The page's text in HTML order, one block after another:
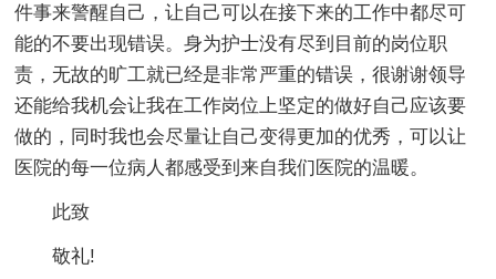
件事来警醒自己，让自己可以在接下来的工作中都尽可
能的不要出现错误。身为护士没有尽到目前的岗位职
责，无故的旷工就已经是非常严重的错误，很谢谢领导
还能给我机会让我在工作岗位上坚定的做好自己应该要
做的，同时我也会尽量让自己变得更加的优秀，可以让
医院的每一位病人都感受到来自我们医院的温暖。
此致
敬礼!